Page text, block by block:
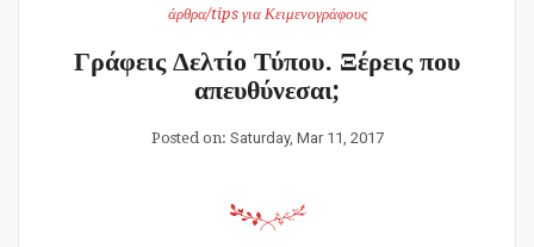
άρθρα/tips για Κειμενογράφους
Γράφεις Δελτίο Τύπου. Ξέρεις που
απευθύνεσαι;
Posted on: Saturday, Mar 11, 2017